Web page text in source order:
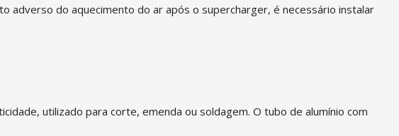
adverso do aquecimento do ar após o supercharger, é necessário instalar
utilizado para corte, emenda ou soldagem. O tubo de alumínio com